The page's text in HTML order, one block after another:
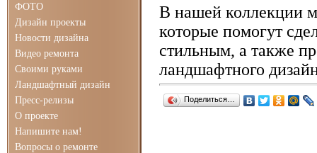
ФОТО
Дизайн проекты
Новости дизайна
Видео ремонта
Своими руками
Ландшафтный дизайн
Пресс-релизы
О проекте
Напишите нам!
Вопросы о ремонте
В нашей коллекции
которые помогут
стильным, а также
ландшафтного
Поделиться…